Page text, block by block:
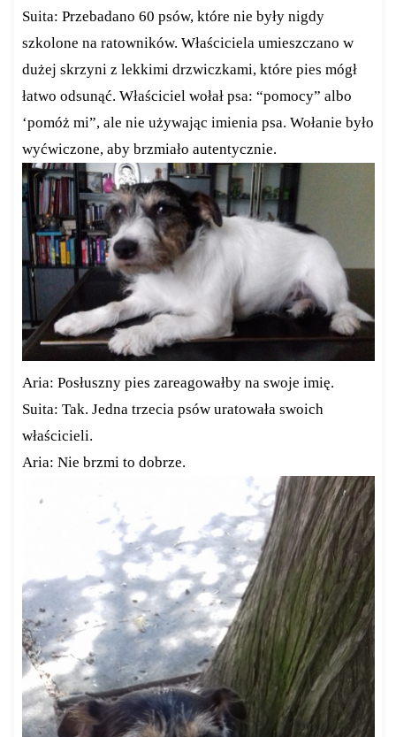
Suita: Przebadano 60 psów, które nie były nigdy
szkolone na ratowników. Właściciela umieszczano w
dużej skrzyni z lekkimi drzwiczkami, które pies mógł
łatwo odsunąć. Właściciel wołał psa: “pomocy” albo
‘pomóż mi”, ale nie używając imienia psa. Wołanie było
wyćwiczone, aby brzmiało autentycznie.
Aria: Posłuszny pies zareagowałby na swoje imię.
Suita: Tak. Jedna trzecia psów uratowała swoich
właścicieli.
Aria: Nie brzmi to dobrze.